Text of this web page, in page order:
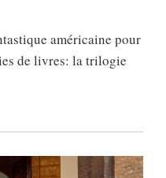
américaine pour
de livres: la trilogie